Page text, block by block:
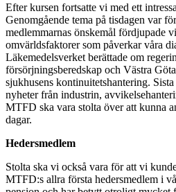
Efter kursen fortsatte vi med ett
Genomgående tema på tisdagen var
medlemmarnas önskemål fördjupade
omvärldsfaktorer som påverkar våra
Läkemedelsverket berättade om
försörjningsberedskap och Västra
sjukhusens kontinuitetshantering.
nyheter från industrin,
MTFD ska vara stolta över att kunna
dagar.
Hedersmedlem
Stolta ska vi också vara för att vi
MTFD:s allra första hedersmedlem i